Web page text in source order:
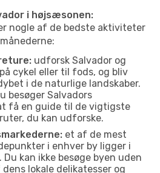
i højsæsonen:
nogle af de bedste aktiviteter
udforsk Salvador og
cykel eller til fods, og bliv
i de naturlige landskaber.
besøger Salvadors
få en guide til de vigtigste
du kan udforske.
et af de mest
i enhver by ligger i
kan ikke besøge byen uden
lokale delikatesser og